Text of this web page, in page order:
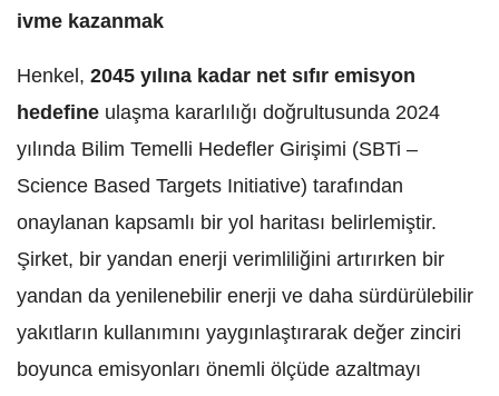
ivme kazanmak
Henkel, 2045 yılına kadar net sıfır emisyon
hedefine ulaşma kararlılığı doğrultusunda 2024
yılında Bilim Temelli Hedefler Girişimi (SBTi –
Science Based Targets Initiative) tarafından
onaylanan kapsamlı bir yol haritası belirlemiştir.
Şirket, bir yandan enerji verimliliğini artırırken bir
yandan da yenilenebilir enerji ve daha sürdürülebilir
yakıtların kullanımını yaygınlaştırarak değer zinciri
boyunca emisyonları önemli ölçüde azaltmayı